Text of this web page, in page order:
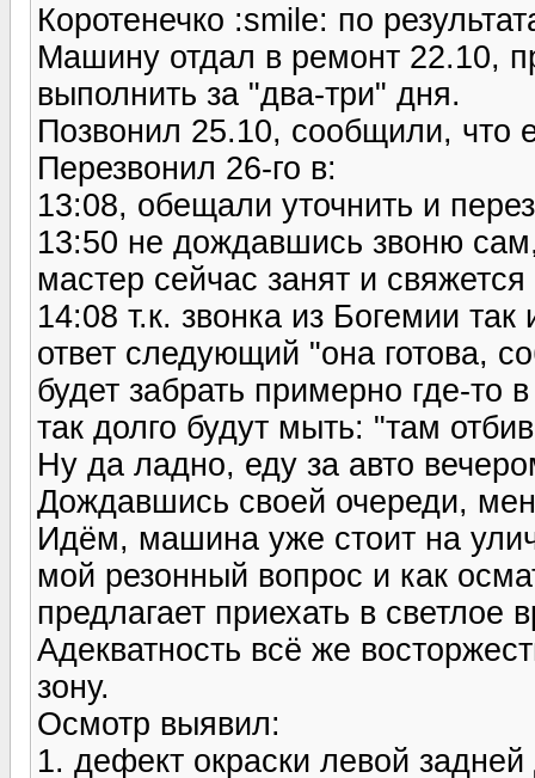
Коротенечко :smile: по
Машину отдал в ремонт 22.10,
выполнить за "два-три" дня.
Позвонил 25.10, сообщили, что
Перезвонил 26-го в:
13:08, обещали уточнить и
13:50 не дождавшись звоню
мастер сейчас занят и
14:08 т.к. звонка из Богемии
ответ следующий "она готова,
будет забрать примерно где-то
так долго будут мыть: "там
Ну да ладно, еду за авто
Дождавшись своей очереди,
Идём, машина уже стоит на
мой резонный вопрос и как
предлагает приехать в светлое
Адекватность всё же
зону.
Осмотр выявил:
1. дефект окраски левой